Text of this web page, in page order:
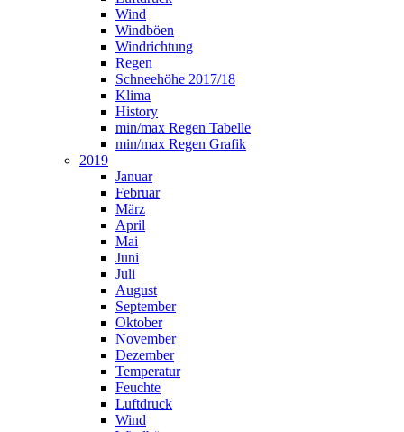
Wind
Windböen
Windrichtung
Regen
Schneehöhe 2017/18
Klima
History
min/max Regen Tabelle
min/max Regen Grafik
2019
Januar
Februar
März
April
Mai
Juni
Juli
August
September
Oktober
November
Dezember
Temperatur
Feuchte
Luftdruck
Wind